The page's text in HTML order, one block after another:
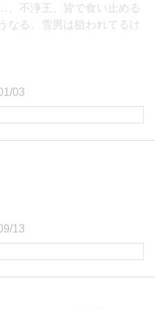
。不浄王、皆で食い止める
なる。雪男は狙われてるけ
03
13